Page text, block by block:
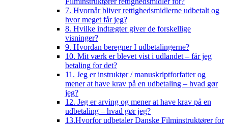
7. Hvornår bliver rettighedsmidlerne udbetalt og
hvor meget får jeg?
8. Hvilke indtægter giver de forskellige
visninger?
9. Hvordan beregner I udbetalingerne?
10. Mit værk er blevet vist i udlandet – får jeg
betaling for det?
11. Jeg er instruktør / manuskriptforfatter og
mener at have krav på en udbetaling – hvad gør
jeg?
12. Jeg er arving og mener at have krav på en
udbetaling – hvad gør jeg?
13.Hvorfor udbetaler Danske Filminstruktører for